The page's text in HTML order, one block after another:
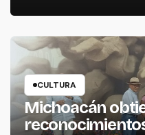
CULTURA
Michoacán